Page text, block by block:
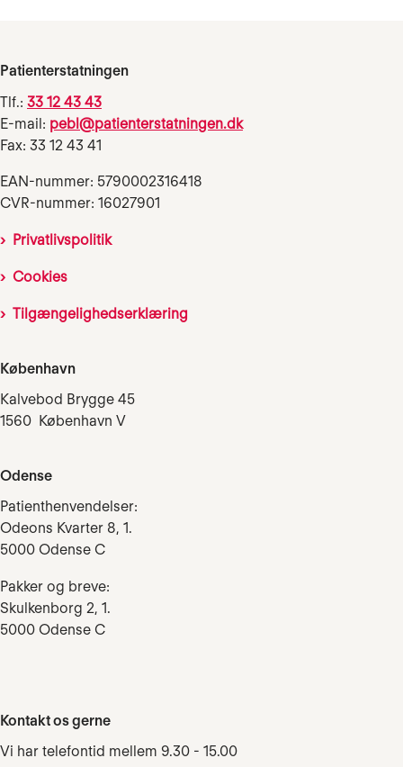
Patienterstatningen
Tlf.: 33 12 43 43
E-mail: pebl@patienterstatningen.dk
Fax: 33 12 43 41
EAN-nummer: 5790002316418
CVR-nummer: 16027901
Privatlivspolitik
Cookies
Tilgængelighedserklæring
København
Kalvebod Brygge 45
1560 København V
Odense
Patienthenvendelser:
Odeons Kvarter 8, 1.
5000 Odense C
Pakker og breve:
Skulkenborg 2, 1.
5000 Odense C
Kontakt os gerne
Vi har telefontid mellem 9.30 - 15.00